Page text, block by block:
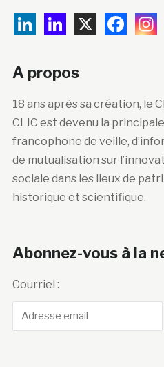
A propos
18 ans après sa création, le
CLIC est devenu la
francophone de veille,
de mutualisation sur
sociale dans les lieux de
historique et scientifique.
Abonnez-vous à la
Courriel :